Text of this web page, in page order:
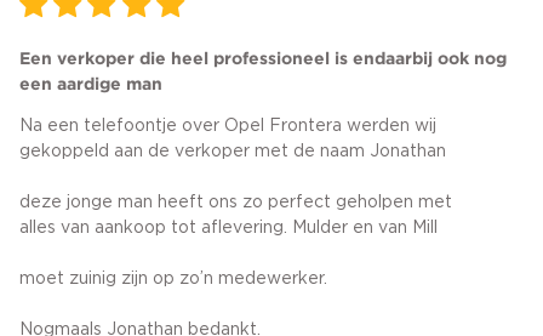
Een verkoper die heel professioneel is endaarbij ook nog
een aardige man
Na een telefoontje over Opel Frontera werden wij
gekoppeld aan de verkoper met de naam Jonathan
deze jonge man heeft ons zo perfect geholpen met
alles van aankoop tot aflevering. Mulder en van Mill
moet zuinig zijn op zo’n medewerker.
Nogmaals Jonathan bedankt.